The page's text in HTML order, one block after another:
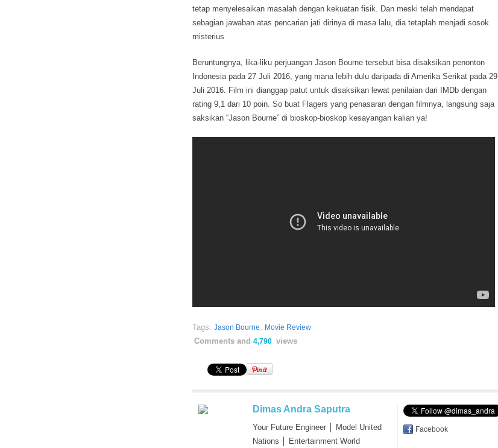
tetap menyelesaikan masalah dengan kekuatan fisik. Dan meski telah mendapat
sebagian jawaban atas pencarian jati dirinya di masa lalu, dia tetaplah menjadi sosok
misterius
Beruntungnya, lika-liku perjuangan Jason Bourne tersebut bisa disaksikan penonton
Indonesia pada 27 Juli 2016, yang mana lebih dulu daripada di Amerika Serikat pada 29
Juli 2016. Film ini dianggap patut untuk disaksikan lewat penilaian dari IMDb dengan
rating 9,1 dari 10 poin. So buat Flagers yang penasaran dengan filmnya, langsung saja
saksikan “Jason Bourne” di bioskop-bioskop kesayangan kalian ya!
Tags: Jason Bourne, Movie Review
Comments and 4,790 views
Dimas Andra Saputra
Your Future Engineer │ Model United
Nations │ Entertainment World
Facebook